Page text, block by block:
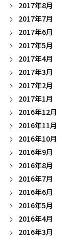
2017年8月
2017年7月
2017年6月
2017年5月
2017年4月
2017年3月
2017年2月
2017年1月
2016年12月
2016年11月
2016年10月
2016年9月
2016年8月
2016年7月
2016年6月
2016年5月
2016年4月
2016年3月